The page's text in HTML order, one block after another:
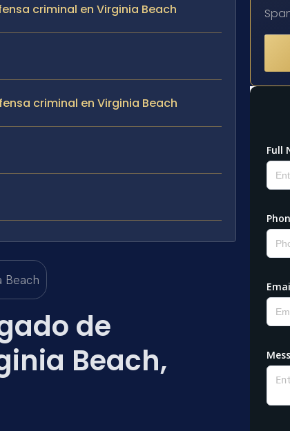
criminal en Virginia Beach
criminal en Virginia Beach
de
Beach,